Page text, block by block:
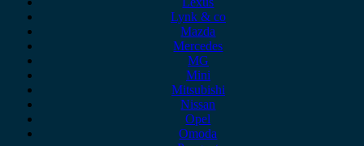
Lynk & co
Mazda
Mercedes
MG
Mini
Mitsubishi
Nissan
Opel
Omoda